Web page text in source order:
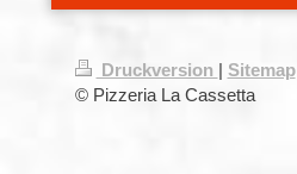
Druckversion | Sitemap
© Pizzeria La Cassetta